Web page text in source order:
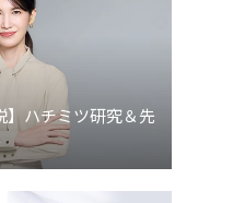
】ハチミツ研究＆先